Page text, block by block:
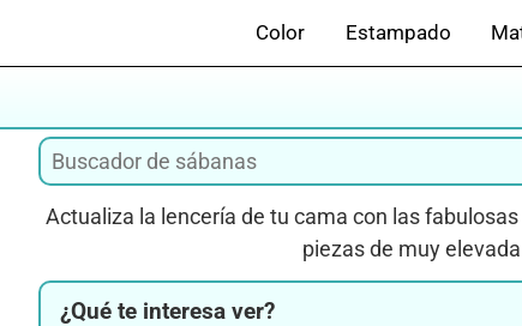
contenido
Color Estampado
Actualiza la lencería de tu cama con las fabulosas
piezas de muy
¿Qué te interesa ver?